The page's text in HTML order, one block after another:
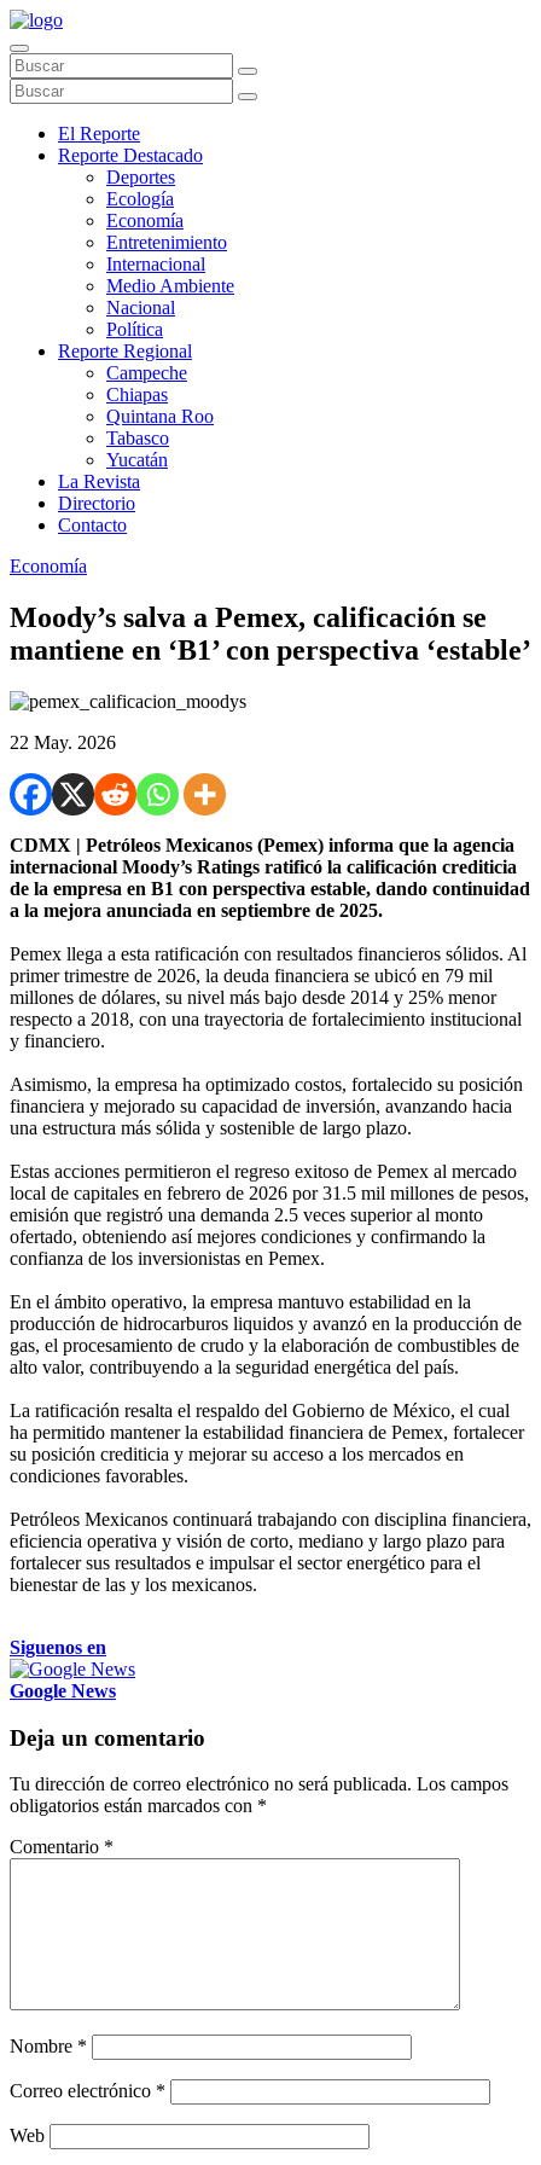
El Reporte
Reporte Destacado
Deportes
Ecología
Economía
Entretenimiento
Internacional
Medio Ambiente
Nacional
Política
Reporte Regional
Campeche
Chiapas
Quintana Roo
Tabasco
Yucatán
La Revista
Directorio
Contacto
Economía
Moody’s salva a Pemex, calificación se
mantiene en ‘B1’ con perspectiva ‘estable’
22 May. 2026
CDMX | Petróleos Mexicanos (Pemex) informa que la agencia
internacional Moody’s Ratings ratificó la calificación crediticia
de la empresa en B1 con perspectiva estable, dando continuidad
a la mejora anunciada en septiembre de 2025.
Pemex llega a esta ratificación con resultados financieros sólidos. Al
primer trimestre de 2026, la deuda financiera se ubicó en 79 mil
millones de dólares, su nivel más bajo desde 2014 y 25% menor
respecto a 2018, con una trayectoria de fortalecimiento institucional
y financiero.
Asimismo, la empresa ha optimizado costos, fortalecido su posición
financiera y mejorado su capacidad de inversión, avanzando hacia
una estructura más sólida y sostenible de largo plazo.
Estas acciones permitieron el regreso exitoso de Pemex al mercado
local de capitales en febrero de 2026 por 31.5 mil millones de pesos,
emisión que registró una demanda 2.5 veces superior al monto
ofertado, obteniendo así mejores condiciones y confirmando la
confianza de los inversionistas en Pemex.
En el ámbito operativo, la empresa mantuvo estabilidad en la
producción de hidrocarburos liquidos y avanzó en la producción de
gas, el procesamiento de crudo y la elaboración de combustibles de
alto valor, contribuyendo a la seguridad energética del país.
La ratificación resalta el respaldo del Gobierno de México, el cual
ha permitido mantener la estabilidad financiera de Pemex, fortalecer
su posición crediticia y mejorar su acceso a los mercados en
condiciones favorables.
Petróleos Mexicanos continuará trabajando con disciplina financiera,
eficiencia operativa y visión de corto, mediano y largo plazo para
fortalecer sus resultados e impulsar el sector energético para el
bienestar de las y los mexicanos.
Siguenos en
Google News
Deja un comentario
Tu dirección de correo electrónico no será publicada. Los campos
obligatorios están marcados con *
Comentario *
Nombre *
Correo electrónico *
Web